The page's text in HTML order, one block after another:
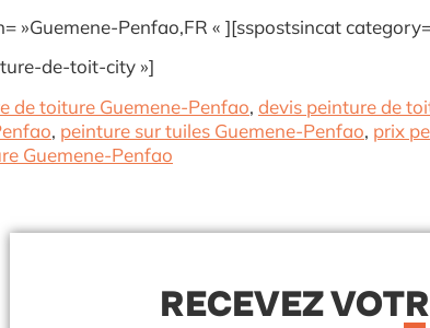
»Guemene-Penfao,FR « ][sspostsincat
de-toit-city »]
de toiture Guemene-Penfao, devis peinture de
, peinture sur tuiles Guemene-Penfao, prix
Guemene-Penfao
RECEVEZ